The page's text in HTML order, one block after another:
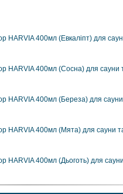
HARVIA 400мл (Евкаліпт) для
HARVIA 400мл (Сосна) для сауни
HARVIA 400мл (Береза) для сауни
HARVIA 400мл (Мята) для сауни
HARVIA 400мл (Дьоготь) для